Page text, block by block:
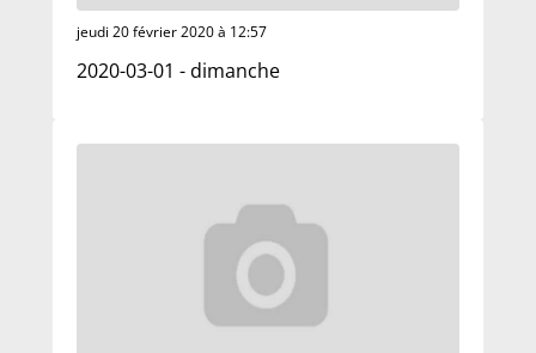
jeudi 20 février 2020 à 12:57
2020-03-01 - dimanche